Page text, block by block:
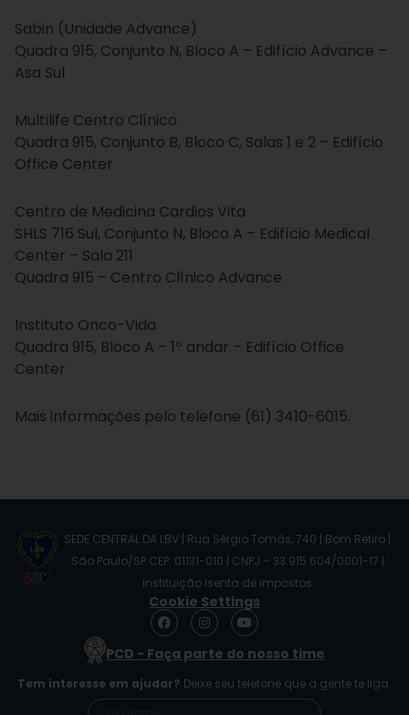
Sabin (Unidade Advance)
Quadra 915, Conjunto N, Bloco A – Edifício Advance –
Asa Sul
Multilife Centro Clínico
Quadra 915, Conjunto B, Bloco C, Salas 1 e 2 – Edifício
Office Center
Centro de Medicina Cardios Vita
SHLS 716 Sul, Conjunto N, Bloco A – Edifício Medical
Center – Sala 211
Quadra 915 – Centro Clínico Advance
Instituto Onco-Vida
Quadra 915, Bloco A – 1º andar – Edifício Office
Center
Mais informações pelo telefone (61) 3410-6015.
SEDE CENTRAL DA LBV | Rua Sérgio Tomás, 740 | Bom Retiro |
São Paulo/SP CEP: 01131-010 | CNPJ – 33.915.604/0001-17 |
Instituição isenta de impostos
Cookie Settings
F
a
e
o
o
I
n
s
t
g
r
Y
o
t
b
e
PCD - Faça parte do nosso time
Tem interesse em ajudar? Deixe seu telefone que a gente te liga.